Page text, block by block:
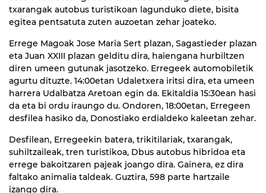
txarangak autobus turistikoan lagunduko diete, bisita
egitea pentsatuta zuten auzoetan zehar joateko.
Errege Magoak Jose Maria Sert plazan, Sagastieder plazan
eta Juan XXIII plazan gelditu dira, haiengana hurbiltzen
diren umeen gutunak jasotzeko. Erregeek automobiletik
agurtu dituzte. 14:00etan Udaletxera iritsi dira, eta umeen
harrera Udalbatza Aretoan egin da. Ekitaldia 15:30ean hasi
da eta bi ordu iraungo du. Ondoren, 18:00etan, Erregeen
desfilea hasiko da, Donostiako erdialdeko kaleetan zehar.
Desfilean, Erregeekin batera, trikitilariak, txarangak,
suhiltzaileak, tren turistikoa, Dbus autobus hibridoa eta
errege bakoitzaren pajeak joango dira. Gainera, ez dira
faltako animalia taldeak. Guztira, 598 parte hartzaile
izango dira.